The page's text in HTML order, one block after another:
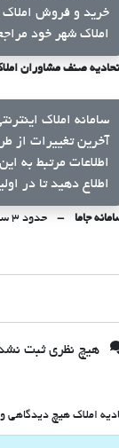
خرید و فروش املاک
املاک شهر خود
صنف مشاوران
سامانه املاک
آخرین تغییرات از
اطلاعات مرتبط به
اطلاع دهید تا در
جاما حدود ۳ ساعت از حال
هیچ نظری ثبت
املاک هیچ دیدگاهی